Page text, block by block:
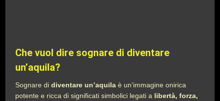
Che vuol dire sognare di diventare
un’aquila?
Sognare didiventare un’aquila è un’immagine onirica
potente e ricca di significati simbolici legati a libertà, forza,